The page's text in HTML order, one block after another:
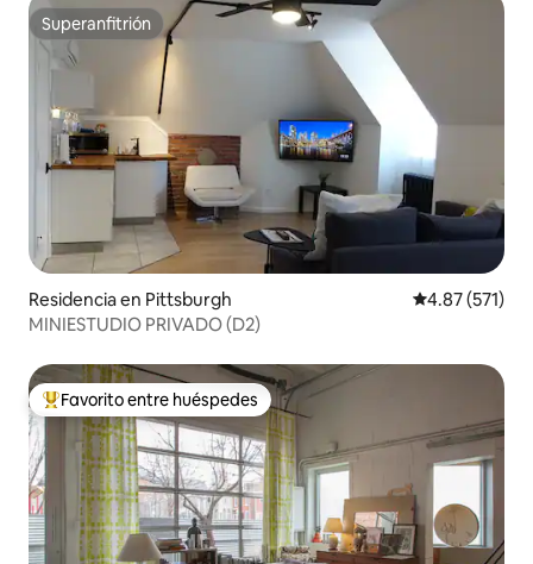
Superanfitrión
Superanfitrión
Residencia en Pittsburgh Calificación
4.87 (571)
MINIESTUDIO PRIVADO (D2)
De los mejores en Favorito entre huéspedes
Favorito entre huéspedes